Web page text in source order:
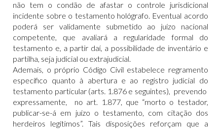
não tem o condão de afastar o controle jurisdicional
incidente sobre o testamento hológrafo. Eventual acordo
poderá ser validamente submetido ao juízo nacional
competente, que avaliará a regularidade formal do
testamento e, a partir daí, a possibilidade de inventário e
partilha, seja judicial ou extrajudicial.
Ademais, o próprio Código Civil estabelece regramento
específico quanto à abertura e ao registro judicial do
testamento particular (arts. 1.876 e seguintes), prevendo
expressamente, no art. 1.877, que “morto o testador,
publicar-se-á em juízo o testamento, com citação dos
herdeiros legítimos”. Tais disposições reforçam que a